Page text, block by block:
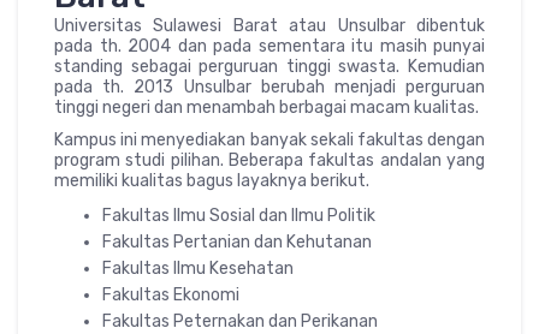
Universitas Sulawesi Barat atau Unsulbar dibentuk
pada th. 2004 dan pada sementara itu masih punyai
standing sebagai perguruan tinggi swasta. Kemudian
pada th. 2013 Unsulbar berubah menjadi perguruan
tinggi negeri dan menambah berbagai macam kualitas.
Kampus ini menyediakan banyak sekali fakultas dengan
program studi pilihan. Beberapa fakultas andalan yang
memiliki kualitas bagus layaknya berikut.
Fakultas Ilmu Sosial dan Ilmu Politik
Fakultas Pertanian dan Kehutanan
Fakultas Ilmu Kesehatan
Fakultas Ekonomi
Fakultas Peternakan dan Perikanan